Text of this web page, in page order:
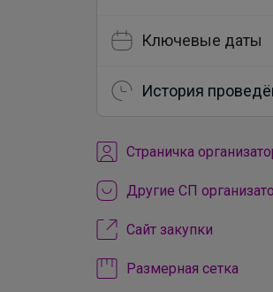
Ключевые даты
История
Cтраничка
Другие СП
Сайт закупки
Размерная сетка